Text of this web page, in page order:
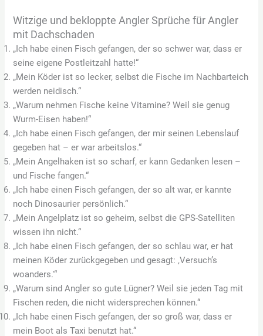
Witzige und bekloppte Angler Sprüche für Angler
mit Dachschaden
„Ich habe einen Fisch gefangen, der so schwer war, dass er
seine eigene Postleitzahl hatte!“
„Mein Köder ist so lecker, selbst die Fische im Nachbarteich
werden neidisch.“
„Warum nehmen Fische keine Vitamine? Weil sie genug
Wurm-Eisen haben!“
„Ich habe einen Fisch gefangen, der mir seinen Lebenslauf
gegeben hat – er war arbeitslos.“
„Mein Angelhaken ist so scharf, er kann Gedanken lesen –
und Fische fangen.“
„Ich habe einen Fisch gefangen, der so alt war, er kannte
noch Dinosaurier persönlich.“
„Mein Angelplatz ist so geheim, selbst die GPS-Satelliten
wissen ihn nicht.“
„Ich habe einen Fisch gefangen, der so schlau war, er hat
meinen Köder zurückgegeben und gesagt: ‚Versuch’s
woanders.'“
„Warum sind Angler so gute Lügner? Weil sie jeden Tag mit
Fischen reden, die nicht widersprechen können.“
„Ich habe einen Fisch gefangen, der so groß war, dass er
mein Boot als Taxi benutzt hat.“